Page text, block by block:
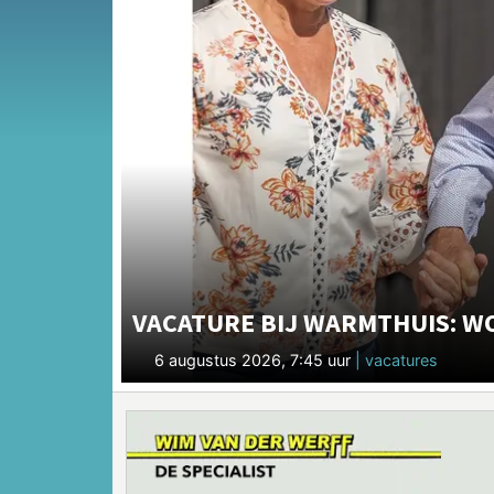
VACATURE BIJ WARMTHUIS:
6 augustus 2026, 7:45 uur | vacatures